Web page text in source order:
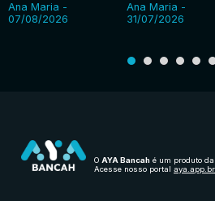
Ana Maria -
07/08/2026
Ana Maria -
31/07/2026
O AYA Bancah é um produto da
Acesse nosso portal aya.app.br